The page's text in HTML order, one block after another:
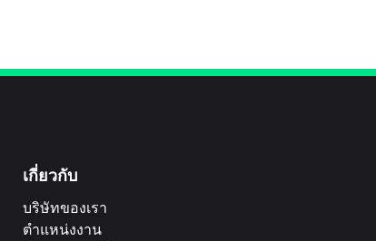
เกี่ยวกับ
บริษัทของเรา
ตำแหน่งงาน